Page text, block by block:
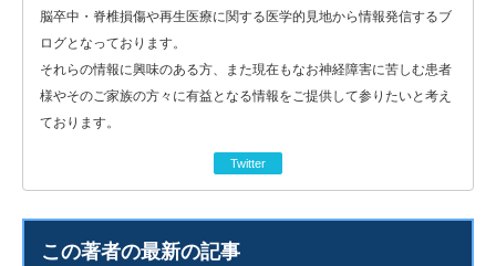
脳卒中・脊椎損傷や再生医療に関する医学的見地から情報発信するブ
ログとなっております。
それらの情報に興味のある方、また現在もなお神経障害に苦しむ患者
様やそのご家族の方々に有益となる情報をご提供して参りたいと考え
ております。
Twitter
この著者の最新の記事